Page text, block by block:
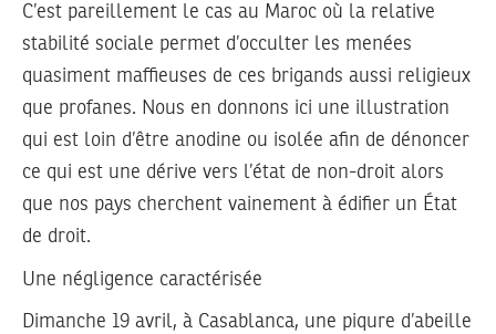
C’est pareillement le cas au Maroc où la relative
stabilité sociale permet d’occulter les menées
quasiment maffieuses de ces brigands aussi religieux
que profanes. Nous en donnons ici une illustration
qui est loin d’être anodine ou isolée afin de dénoncer
ce qui est une dérive vers l’état de non-droit alors
que nos pays cherchent vainement à édifier un État
de droit.
Une négligence caractérisée
Dimanche 19 avril, à Casablanca, une piqure d’abeille